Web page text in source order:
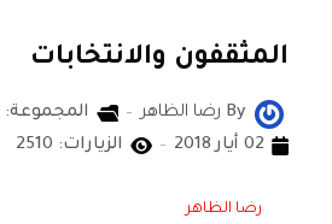
المثقفون والانتخابات
By رضا الظاهر المجموعة:
02 أيار 2018
الزيارات: 2510
رضا الظاهر